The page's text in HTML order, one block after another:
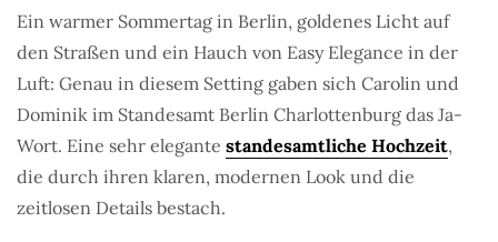
Ein warmer Sommertag in Berlin, goldenes Licht auf
den Straßen und ein Hauch von Easy Elegance in der
Luft: Genau in diesem Setting gaben sich Carolin und
Dominik im Standesamt Berlin Charlottenburg das Ja-
Wort. Eine sehr elegante standesamtliche Hochzeit,
die durch ihren klaren, modernen Look und die
zeitlosen Details bestach.